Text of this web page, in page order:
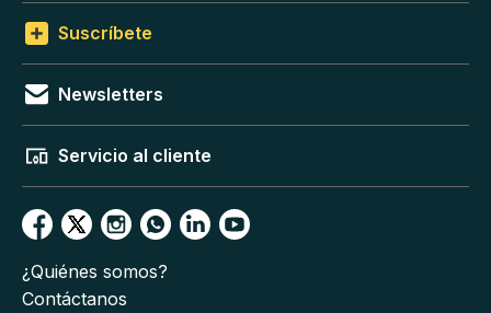
Suscríbete
Newsletters
Servicio al cliente
¿Quiénes somos?
Contáctanos